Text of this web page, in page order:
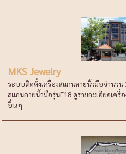
MKS Jewelry
ระบบติดตั้งเครื่องสแกนลายนิ้วมือจำนวน
สแกนลายนิ้วมือรุ่นF18 ดูรายละเอียดเค
อื่น ๆ